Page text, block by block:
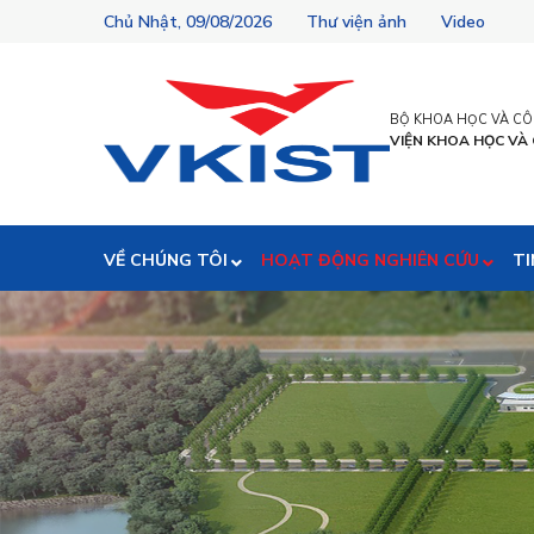
Chủ Nhật, 09/08/2026 Thư viện ảnh Video
BỘ KHOA HỌC VÀ
VIỆN KHOA HỌC
VỀ CHÚNG TÔI HOẠT ĐỘNG NGHIÊN CỨU